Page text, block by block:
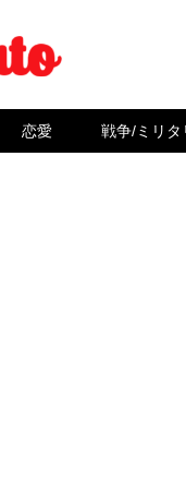
恋愛 戦争/ミリタ